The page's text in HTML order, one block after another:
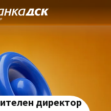
директор